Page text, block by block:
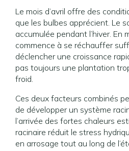
Le mois d’avril offre des
que les bulbes apprécient. Le
accumulée pendant l’hiver. En
commence à se réchauffer
déclencher une croissance
pas toujours une plantation
froid.
Ces deux facteurs combinés
de développer un système
l’arrivée des fortes chaleurs
racinaire réduit le stress
en arrosage tout au long de